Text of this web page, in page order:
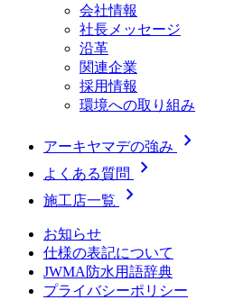
会社情報
社長メッセージ
沿革
関連企業
採用情報
環境への取り組み
アーキヤマデの強み chevron_right
よくある質問 chevron_right
施工店一覧 chevron_right
お知らせ
仕様の表記について
JWMA防水用語辞典
プライバシーポリシー